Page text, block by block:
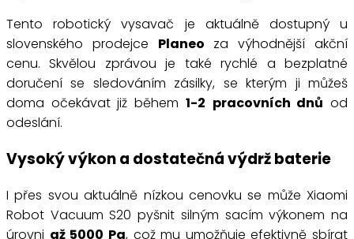
Tento robotický vysavač je aktuálně dostupný u
slovenského prodejce Planeo za výhodnější akční
cenu. Skvělou zprávou je také rychlé a bezplatné
doručení se sledováním zásilky, se kterým ji můžeš
doma očekávat již během 1-2 pracovních dnů od
odeslání.
Vysoký výkon a dostatečná výdrž baterie
I přes svou aktuálně nízkou cenovku se může Xiaomi
Robot Vacuum S20 pyšnit silným sacím výkonem na
úrovni až 5000 Pa, což mu umožňuje efektivně sbírat